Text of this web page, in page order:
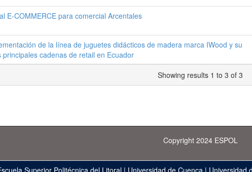
E-COMMERCE para comercial Arcentales
de la línea de juguetes didácticos de madera marca IWood y su
principales cadenas de retail en Ecuador
Showing results 1 to 3 of 3
Copyright 2024 ESPOL
Superior Politécnica del Litoral | Universidad de Cuenca | Universidad